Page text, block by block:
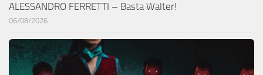
ALESSANDRO FERRETTI – Basta Walter!
06/08/2026